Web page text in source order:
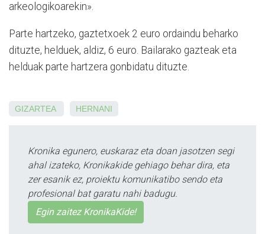
arkeologikoarekin».
Parte hartzeko, gaztetxoek 2 euro ordaindu beharko
dituzte, helduek, aldiz, 6 euro. Bailarako gazteak eta
helduak parte hartzera gonbidatu dituzte.
GIZARTEA HERNANI
Kronika egunero, euskaraz eta doan jasotzen segi
ahal izateko, Kronikakide gehiago behar dira, eta
zer esanik ez, proiektu komunikatibo sendo eta
profesional bat garatu nahi badugu.
Egin zaitez KronikaKide!